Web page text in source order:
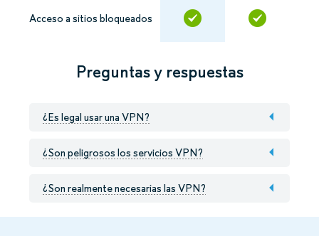
Acceso a sitios bloqueados
Preguntas y respuestas
¿Es legal usar una VPN?
¿Son peligrosos los servicios VPN?
¿Son realmente necesarias las VPN?